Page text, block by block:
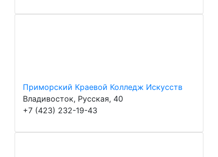
Приморский Краевой Колледж Искусств
Владивосток, Русская, 40
+7 (423) 232-19-43